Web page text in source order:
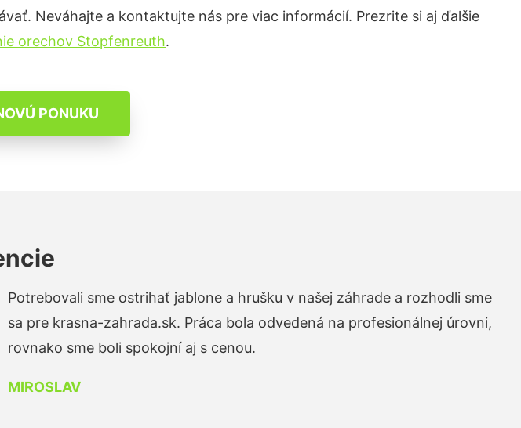
Neváhajte a kontaktujte nás pre viac informácií. Prezrite si aj ďalšie
orechov Stopfenreuth.
PONUKU
Potrebovali sme ostrihať jablone a hrušku v našej záhrade a rozhodli sme
sa pre krasna-zahrada.sk. Práca bola odvedená na profesionálnej úrovni,
rovnako sme boli spokojní aj s cenou.
MIROSLAV